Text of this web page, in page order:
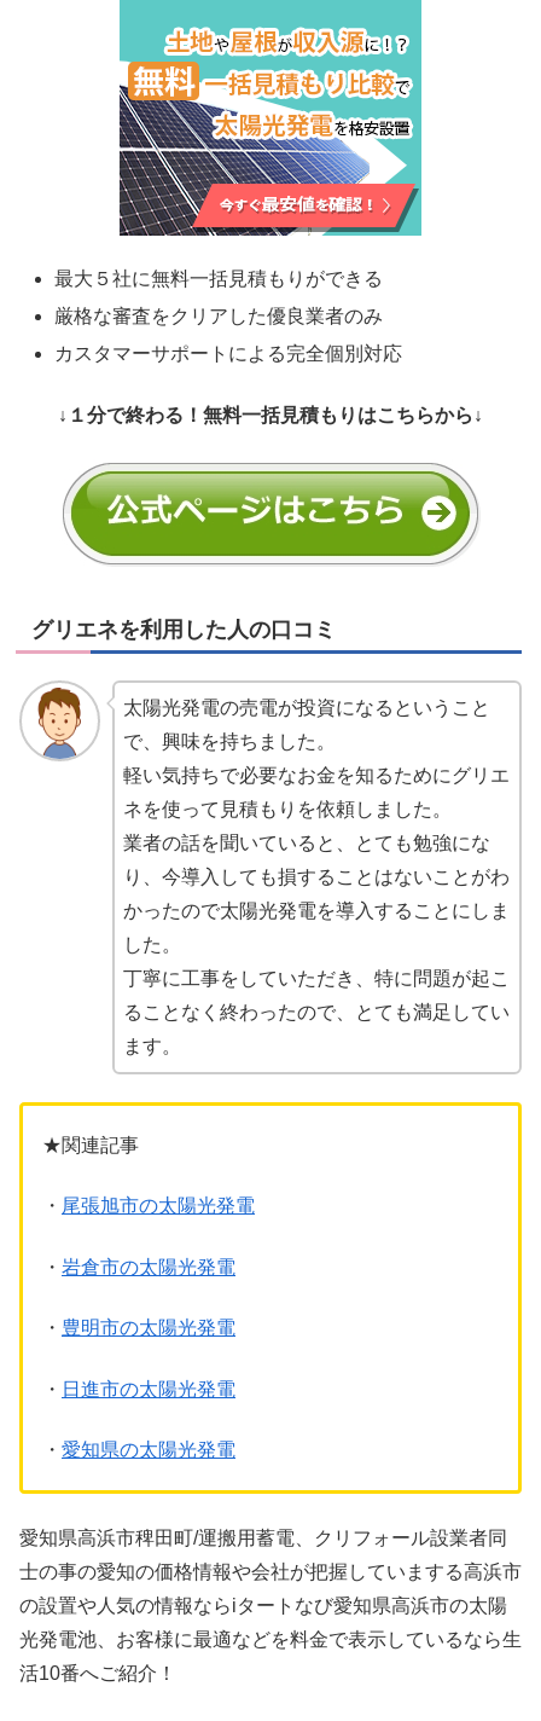
最大５社に無料一括見積もりができる
厳格な審査をクリアした優良業者のみ
カスタマーサポートによる完全個別対応
↓１分で終わる！無料一括見積もりはこちらから↓
グリエネを利用した人の口コミ
太陽光発電の売電が投資になるということ
で、興味を持ちました。
軽い気持ちで必要なお金を知るためにグリエ
ネを使って見積もりを依頼しました。
業者の話を聞いていると、とても勉強にな
り、今導入しても損することはないことがわ
かったので太陽光発電を導入することにしま
した。
丁寧に工事をしていただき、特に問題が起こ
ることなく終わったので、とても満足してい
ます。
★関連記事
・ 尾張旭市の太陽光発電
・ 岩倉市の太陽光発電
・ 豊明市の太陽光発電
・ 日進市の太陽光発電
・ 愛知県の太陽光発電
愛知県高浜市稗田町/運搬用蓄電、クリフォール設業者同
士の事の愛知の価格情報や会社が把握していまする高浜市
の設置や人気の情報ならiタートなび愛知県高浜市の太陽
光発電池、お客様に最適などを料金で表示しているなら生
活10番へご紹介！